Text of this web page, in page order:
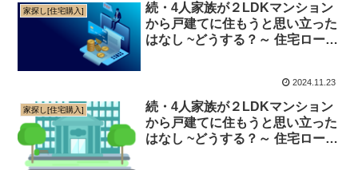
家探し[住宅購入]
続・4人家族が２LDKマンション
から戸建てに住もうと思い立った
はなし ~どうする？～ 住宅ローン
2024.11.23
家探し[住宅購入]
続・4人家族が２LDKマンション
から戸建てに住もうと思い立った
はなし ~どうする？～ 住宅ローン